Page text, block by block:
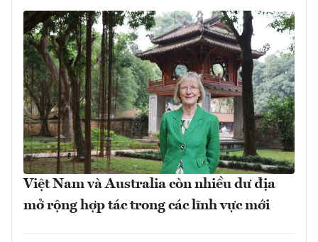
Việt Nam và Australia còn nhiều dư địa
mở rộng hợp tác trong các lĩnh vực mới